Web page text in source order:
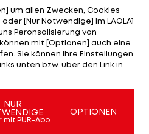
11:21, 13:15
Winter und Lorenz
Zweisatz-Niederlage
(GER) in den Loser-
und belegen Rang 7.
um allen Zwecken, Cookies
[Nur Notwendige] im LAOLA1
Peronsalisierung von
mit [Optionen] auch eine
Sie können Ihre Einstellungen
unten bzw. über den Link in
NUR
PUR-Abo
OPTIONEN